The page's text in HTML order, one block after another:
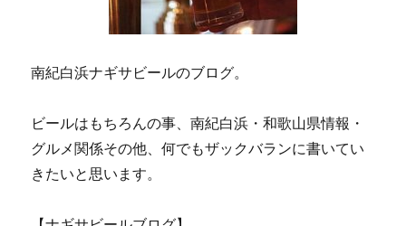
南紀白浜ナギサビールのブログ。
ビールはもちろんの事、南紀白浜・和歌山県情報・
グルメ関係その他、何でもザックバランに書いてい
きたいと思います。